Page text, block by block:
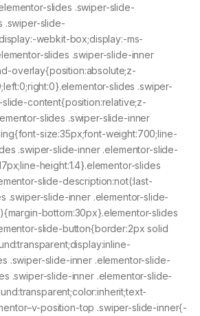
slides .swiper-slide-
.swiper-slide-
webkit-box;display:-ms-
slides .swiper-slide-inner
overlay{position:absolute;z-
slides .swiper-
content{position:relative;z-
slides .swiper-slide-inner
size:35px;font-weight:700;line-
.swiper-slide-inner .elementor-slide-
height:1.4}.elementor-slides
slide-description:not(:last-
.swiper-slide-inner .elementor-slide-
bottom:30px}.elementor-slides
slide-button{border:2px solid
.swiper-slide-inner .elementor-slide-
.swiper-slide-inner .elementor-slide-
position-top .swiper-slide-inner{-